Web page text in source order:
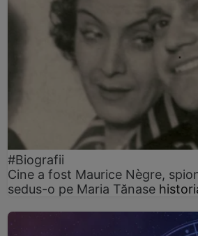
#Biografii
Cine a fost Maurice Nègre,
sedus-o pe Maria Tănase